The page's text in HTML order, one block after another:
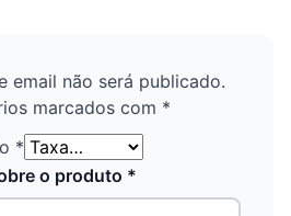
email não será publicado.
marcados com *
*
o produto *